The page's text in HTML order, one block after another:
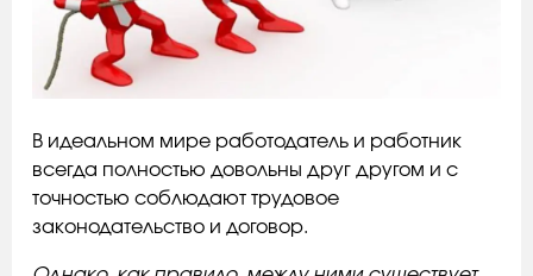
В идеальном мире работодатель и работник
всегда полностью довольны друг другом и с
точностью соблюдают трудовое
законодательство и договор.